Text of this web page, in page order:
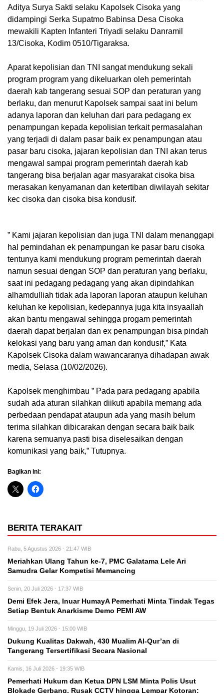
Aditya Surya Sakti selaku Kapolsek Cisoka yang
didampingi Serka Supatmo Babinsa Desa Cisoka
mewakili Kapten Infanteri Triyadi selaku Danramil
13/Cisoka, Kodim 0510/Tigaraksa.
Aparat kepolisian dan TNI sangat mendukung sekali
program program yang dikeluarkan oleh pemerintah
daerah kab tangerang sesuai SOP dan peraturan yang
berlaku, dan menurut Kapolsek sampai saat ini belum
adanya laporan dan keluhan dari para pedagang ex
penampungan kepada kepolisian terkait permasalahan
yang terjadi di dalam pasar baik ex penampungan atau
pasar baru cisoka, jajaran kepolisian dan TNI akan terus
mengawal sampai program pemerintah daerah kab
tangerang bisa berjalan agar masyarakat cisoka bisa
merasakan kenyamanan dan ketertiban diwilayah sekitar
kec cisoka dan cisoka bisa kondusif.
” Kami jajaran kepolisian dan juga TNI dalam menanggapi
hal pemindahan ek penampungan ke pasar baru cisoka
tentunya kami mendukung program pemerintah daerah
namun sesuai dengan SOP dan peraturan yang berlaku,
saat ini pedagang pedagang yang akan dipindahkan
alhamdulliah tidak ada laporan laporan ataupun keluhan
keluhan ke kepolisian, kedepannya juga kita insyaallah
akan bantu mengawal sehingga progam pemerintah
daerah dapat berjalan dan ex penampungan bisa pindah
kelokasi yang baru yang aman dan kondusif,” Kata
Kapolsek Cisoka dalam wawancaranya dihadapan awak
media, Selasa (10/02/2026).
Kapolsek menghimbau ” Pada para pedagang apabila
sudah ada aturan silahkan diikuti apabila memang ada
perbedaan pendapat ataupun ada yang masih belum
terima silahkan dibicarakan dengan secara baik baik
karena semuanya pasti bisa diselesaikan dengan
komunikasi yang baik,” Tutupnya.
Bagikan ini:
BERITA TERAKAIT
Rabu, 5 Agustus 2026 - 21:47 WIB
Meriahkan Ulang Tahun ke-7, PMC Galatama Lele Ari
Samudra Gelar Kompetisi Memancing
Senin, 20 Juli 2026 - 17:37 WIB
Demi Efek Jera, Inuar HumayA Pemerhati Minta Tindak Tegas
Setiap Bentuk Anarkisme Demo PEMI AW
Minggu, 19 Juli 2026 - 15:00 WIB
Dukung Kualitas Dakwah, 430 Mualim Al-Qur’an di
Tangerang Tersertifikasi Secara Nasional
Kamis, 16 Juli 2026 - 19:35 WIB
Pemerhati Hukum dan Ketua DPN LSM Minta Polis Usut
Blokade Gerbang, Rusak CCTV hingga Lempar Kotoran: